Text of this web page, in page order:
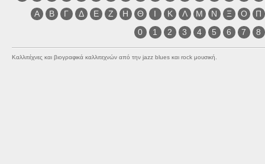
Α
Β Γ Δ Ε Ζ Η Θ Ι Κ Λ Μ Ν Ξ Ο
Π
0
1 2 3 4 5 6 7 8
Καλλιτέχνες και βιογραφικά καλλιτεχνών από την jazz blues και rock μουσική.